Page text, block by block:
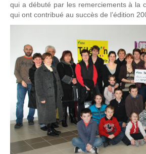
qui a débuté par les remerciements à la
qui ont contribué au succès de l’édition